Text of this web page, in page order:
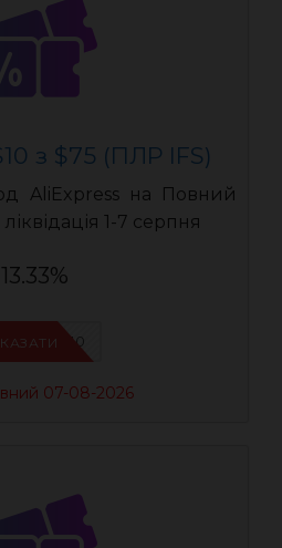
з $75 (ПЛР IFS)
AliExpress на Повний
1-7 серпня
13.33%
07-08-2026